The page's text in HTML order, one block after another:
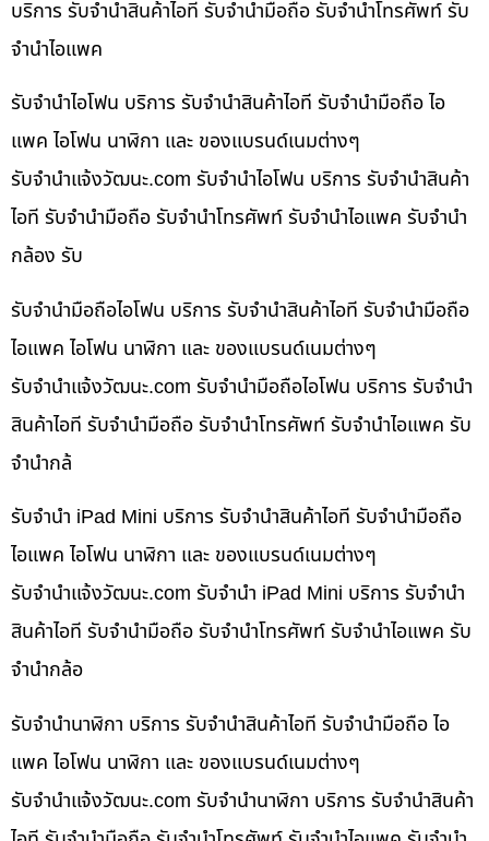
บริการ รับจำนำสินค้าไอที รับจำนำมือถือ รับจำนำโทรศัพท์ รับ
จำนำไอแพค
รับจำนำไอโฟน บริการ รับจำนำสินค้าไอที รับจำนำมือถือ ไอ
แพค ไอโฟน นาฬิกา และ ของแบรนด์เนมต่างๆ
รับจํานําแจ้งวัฒนะ.com รับจำนำไอโฟน บริการ รับจำนำสินค้า
ไอที รับจำนำมือถือ รับจำนำโทรศัพท์ รับจำนำไอแพค รับจำนำ
กล้อง รับ
รับจำนำมือถือไอโฟน บริการ รับจำนำสินค้าไอที รับจำนำมือถือ
ไอแพค ไอโฟน นาฬิกา และ ของแบรนด์เนมต่างๆ
รับจํานําแจ้งวัฒนะ.com รับจำนำมือถือไอโฟน บริการ รับจำนำ
สินค้าไอที รับจำนำมือถือ รับจำนำโทรศัพท์ รับจำนำไอแพค รับ
จำนำกล้
รับจำนำ iPad Mini บริการ รับจำนำสินค้าไอที รับจำนำมือถือ
ไอแพค ไอโฟน นาฬิกา และ ของแบรนด์เนมต่างๆ
รับจํานําแจ้งวัฒนะ.com รับจำนำ iPad Mini บริการ รับจำนำ
สินค้าไอที รับจำนำมือถือ รับจำนำโทรศัพท์ รับจำนำไอแพค รับ
จำนำกล้อ
รับจำนำนาฬิกา บริการ รับจำนำสินค้าไอที รับจำนำมือถือ ไอ
แพค ไอโฟน นาฬิกา และ ของแบรนด์เนมต่างๆ
รับจํานําแจ้งวัฒนะ.com รับจำนำนาฬิกา บริการ รับจำนำสินค้า